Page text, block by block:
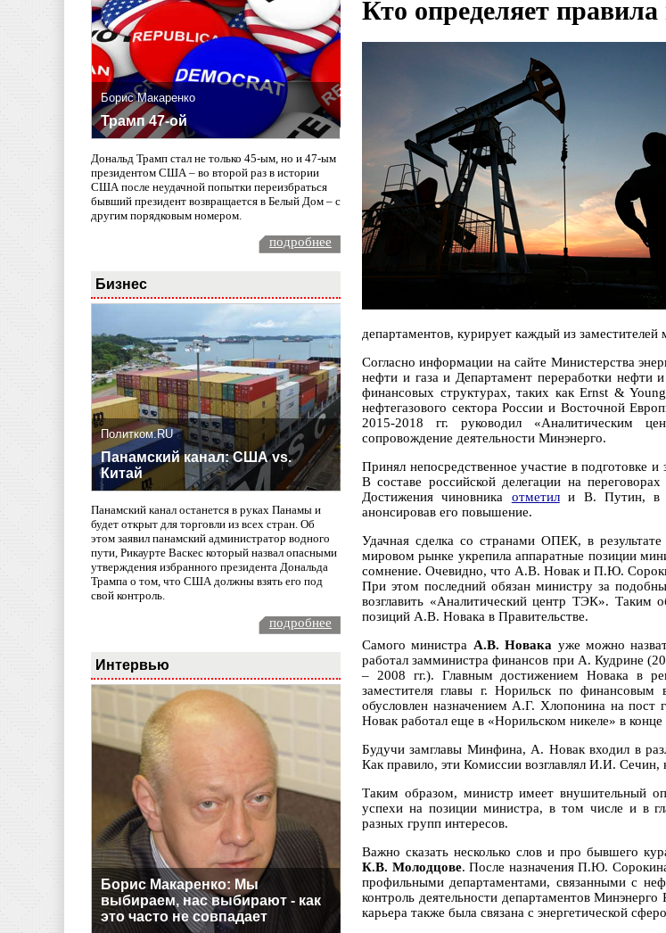
Борис Макаренко
Трамп 47-ой
Дональд Трамп стал не только 45-ым, но и 47-ым
президентом США – во второй раз в истории
США после неудачной попытки переизбраться
бывший президент возвращается в Белый Дом – с
другим порядковым номером.
подробнее
Бизнес
Политком.RU
Панамский канал: США vs.
Китай
Панамский канал останется в руках Панамы и
будет открыт для торговли из всех стран. Об
этом заявил панамский администратор водного
пути, Рикаурте Васкес который назвал опасными
утверждения избранного президента Дональда
Трампа о том, что США должны взять его под
свой контроль.
подробнее
Интервью
Борис Макаренко: Мы
выбираем, нас выбирают - как
это часто не совпадает
Кто определяет
департаментов, курирует каждый из заместителей
Согласно информации на сайте Министерства
нефти и газа и Департамент переработки
финансовых структурах, таких как Ernst &
нефтегазового сектора России и Восточной
2015-2018 гг. руководил «Аналитическим
сопровождение деятельности Минэнерго.
Принял непосредственное участие в подготовке
В составе российской делегации на
Достижения чиновника отметили В. Путин, в
анонсировав его повышение.
Удачная сделка со странами ОПЕК, в
мировом рынке укрепила аппаратные позиции
сомнение. Очевидно, что А.В. Новак и П.Ю.
При этом последний обязан министру за
возглавить «Аналитический центр ТЭК». Таким
позиций А.В. Новака в Правительстве.
Самого министра А.В. Новака уже можно
работал замминистра финансов при А. Кудрине
– 2008 гг.). Главным достижением Новака в
заместителя главы г. Норильск по финансовым
обусловлен назначением А.Г. Хлопонина на
Новак работал еще в «Норильском никеле» в конце
Будучи замглавы Минфина, А. Новак входил в
Как правило, эти Комиссии возглавлял И.И.
Таким образом, министр имеет внушительный
успехи на позиции министра, в том числе и в
разных групп интересов.
Важно сказать несколько слов и про бывшего
К.В. Молодцове. После назначения П.Ю.
профильными департаментами, связанными с
контроль деятельности департаментов
карьера также была связана с энергетической